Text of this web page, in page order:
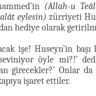
(Allah-u
eylesin) zürriyeti
hediye olarak
işe! Huseyn’in
öyle mi?!’
girecekler?’ Onlar da
işaret ettiler.